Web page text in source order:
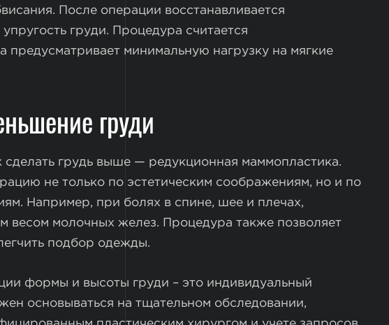
После операции восстанавливается
груди. Процедура считается
предусматривает минимальную нагрузку на мягкие
груди
сделать грудь выше — редукционная маммопластика.
не только по эстетическим соображениям, но и по
Например, при болях в спине, шее и плечах,
весом молочных желез. Процедура также позволяет
подбор одежды.
формы и высоты груди – это индивидуальный
основываться на тщательном обследовании,